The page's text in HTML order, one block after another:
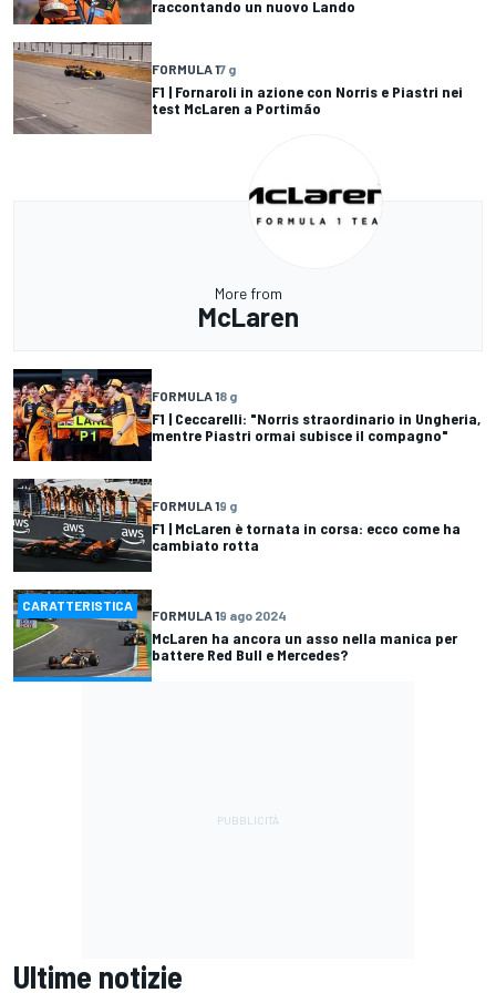
raccontando un nuovo Lando
FORMULA 17 g
F1 | Fornaroli in azione con Norris e Piastri nei
test McLaren a Portimão
More from
McLaren
FORMULA 18 g
F1 | Ceccarelli: "Norris straordinario in Ungheria,
mentre Piastri ormai subisce il compagno"
FORMULA 19 g
F1 | McLaren è tornata in corsa: ecco come ha
cambiato rotta
CARATTERISTICA
FORMULA 19 ago 2024
McLaren ha ancora un asso nella manica per
battere Red Bull e Mercedes?
Ultime notizie